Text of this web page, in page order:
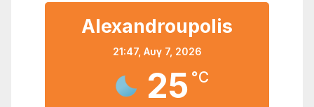
Alexandroupolis
21:47, Αυγ 7, 2026
25 °C